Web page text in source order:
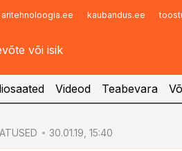
aritehnoloogia.ee kaubandus.ee
Infopank
Videod Teabevara
30.01.19, 15:40